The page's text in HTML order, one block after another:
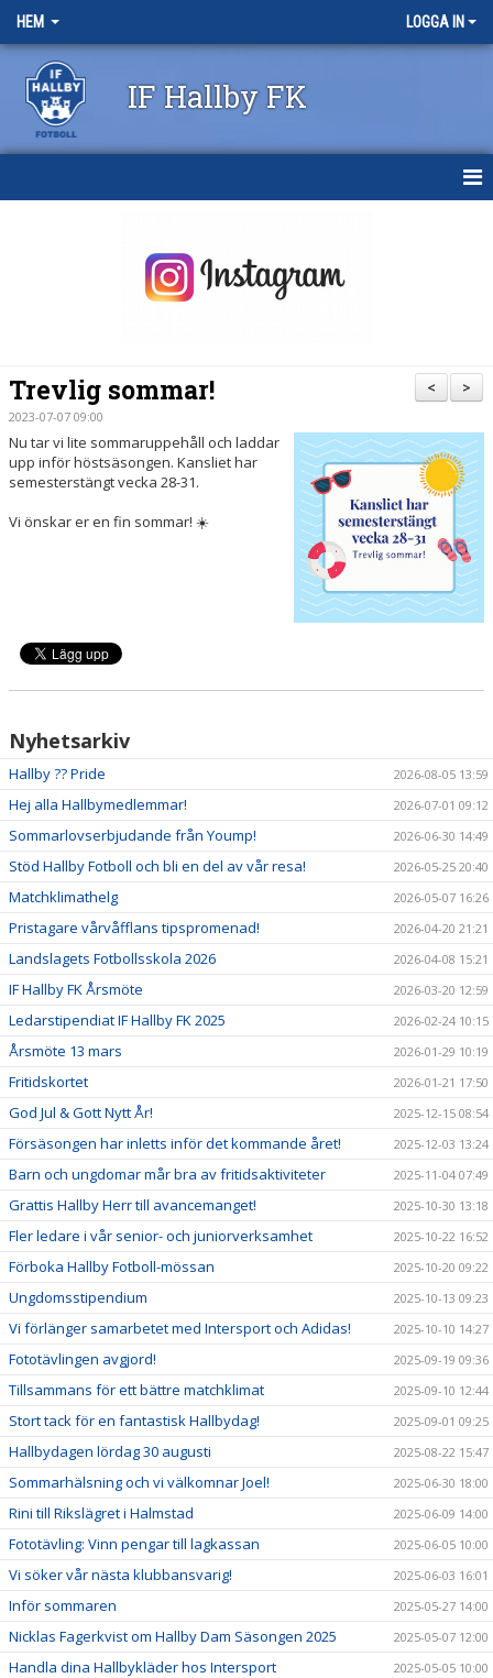
HEM LOGGA IN
IF Hallby FK
KALENDER
BILDGALLERI
KLUBBSHOP
>
<
Trevlig sommar!
2023-07-07 09:00
Nu tar vi lite sommaruppehåll och laddar
upp inför höstsäsongen. Kansliet har
semesterstängt vecka 28-31.
Vi önskar er en fin sommar! ☀️
Nyhetsarkiv
Hallby ?? Pride 2026-08-05 13:59
Hej alla Hallbymedlemmar! 2026-07-01 09:12
Sommarlovserbjudande från Yoump! 2026-06-30 14:49
Stöd Hallby Fotboll och bli en del av vår resa! 2026-05-25 20:40
Matchklimathelg 2026-05-07 16:26
Pristagare vårvåfflans tipspromenad! 2026-04-20 21:21
Landslagets Fotbollsskola 2026 2026-04-08 15:21
IF Hallby FK Årsmöte 2026-03-20 12:59
Ledarstipendiat IF Hallby FK 2025 2026-02-24 10:15
Årsmöte 13 mars 2026-01-29 10:19
Fritidskortet 2026-01-21 17:50
God Jul & Gott Nytt År! 2025-12-15 08:54
Försäsongen har inletts inför det kommande året! 2025-12-03 13:24
Barn och ungdomar mår bra av fritidsaktiviteter 2025-11-04 07:49
Grattis Hallby Herr till avancemanget! 2025-10-30 13:18
Fler ledare i vår senior- och juniorverksamhet 2025-10-22 16:52
Förboka Hallby Fotboll-mössan 2025-10-20 09:22
Ungdomsstipendium 2025-10-13 09:23
Vi förlänger samarbetet med Intersport och Adidas! 2025-10-10 14:27
Fototävlingen avgjord! 2025-09-19 09:36
Tillsammans för ett bättre matchklimat 2025-09-10 12:44
Stort tack för en fantastisk Hallbydag! 2025-09-01 09:25
Hallbydagen lördag 30 augusti 2025-08-22 15:47
Sommarhälsning och vi välkomnar Joel! 2025-06-30 18:00
Rini till Rikslägret i Halmstad 2025-06-09 14:00
Fototävling: Vinn pengar till lagkassan 2025-06-05 10:00
Vi söker vår nästa klubbansvarig! 2025-06-03 16:01
Inför sommaren 2025-05-27 14:00
Nicklas Fagerkvist om Hallby Dam Säsongen 2025 2025-05-07 12:00
Handla dina Hallbykläder hos Intersport 2025-05-05 10:00